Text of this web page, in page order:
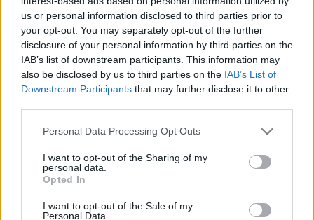
us or personal information disclosed to third parties prior to
your opt-out. You may separately opt-out of the further
disclosure of your personal information by third parties on the
IAB’s list of downstream participants. This information may
also be disclosed by us to third parties on the IAB’s List of
Downstream Participants that may further disclose it to other
Please note that this website/app uses one or more Google
not limited to your visit or usage behaviour. You may click to
grant or deny consent to Google and its third-party tags to
use your data for below specified purposes in below Google
consent section.
Personal Data Processing Opt Outs
I want to opt-out of the Sharing of my
personal data.
Opted In
I want to opt-out of the Sale of my
Personal Data.
mint a Mortal Kombat a rendező be akar keményíteni, és
ha csak az adott filmcsillag nem tud egy komolyabb
formát felmutatni, akkor nem fogja a kamerák elé
engedni.
We only have people who can actually fight... you’ll
— Todd Garner (@Todd_Garner) February 23, 2020
Azt egyébként még nem tudni, hogy végül ki fogja
játszani Kitanát (már ha a karakter egyáltalán felbukkan
januárjában kerül majd a mozikban - kérdés persze, a